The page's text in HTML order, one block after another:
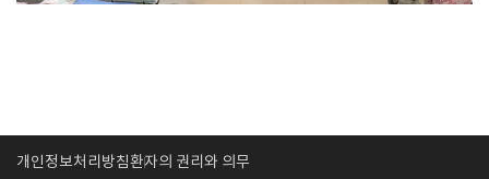
개인정보처리방침환자의 권리와 의무